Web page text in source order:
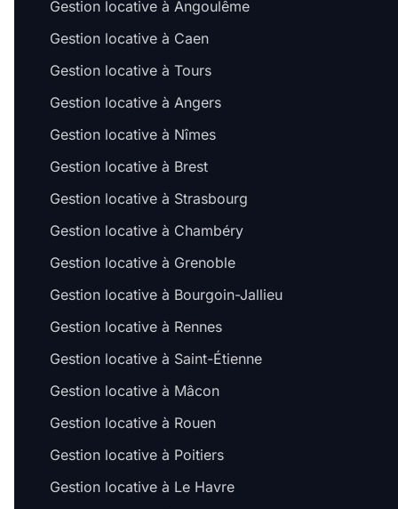
Gestion locative à Angoulême
Gestion locative à Caen
Gestion locative à Tours
Gestion locative à Angers
Gestion locative à Nîmes
Gestion locative à Brest
Gestion locative à Strasbourg
Gestion locative à Chambéry
Gestion locative à Grenoble
Gestion locative à Bourgoin-Jallieu
Gestion locative à Rennes
Gestion locative à Saint-Étienne
Gestion locative à Mâcon
Gestion locative à Rouen
Gestion locative à Poitiers
Gestion locative à Le Havre